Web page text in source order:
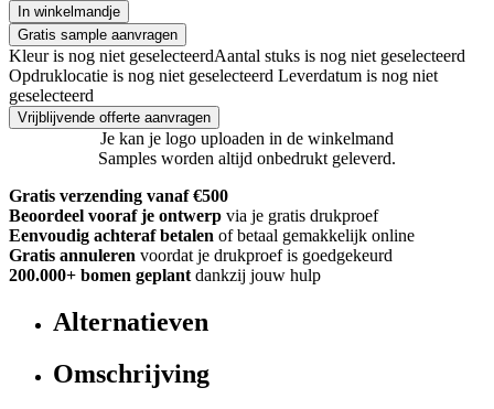
In winkelmandje
Gratis sample aanvragen
Kleur is nog niet geselecteerdAantal stuks is nog niet geselecteerd
Opdruklocatie is nog niet geselecteerd Leverdatum is nog niet
geselecteerd
Vrijblijvende offerte aanvragen
Je kan je logo uploaden in de winkelmand
Samples worden altijd onbedrukt geleverd.
Gratis verzending vanaf €500
Beoordeel vooraf je ontwerp via je gratis drukproef
Eenvoudig achteraf betalen of betaal gemakkelijk online
Gratis annuleren voordat je drukproef is goedgekeurd
200.000+ bomen geplant dankzij jouw hulp
Alternatieven
Omschrijving